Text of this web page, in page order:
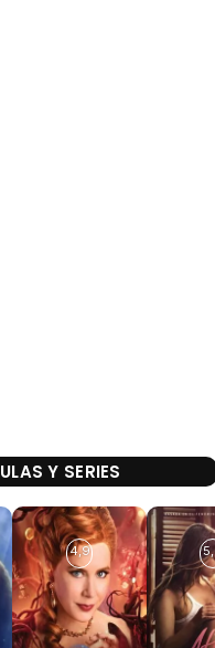
Y SERIES
4,9